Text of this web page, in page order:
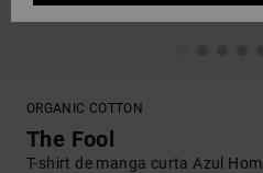
ORGANIC COTTON
The Fool
T-shirt de manga curta Azul